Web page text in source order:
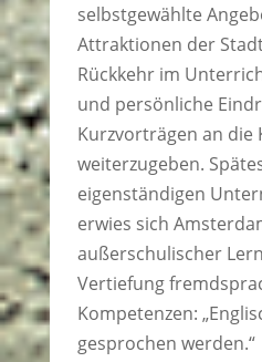
selbstgewählte
Attraktionen der
Rückkehr im
und persönliche
Kurzvorträgen an die
weiterzugeben.
eigenständigen
erwies sich
außerschulischer
Vertiefung
Kompetenzen:
gesprochen werden.“